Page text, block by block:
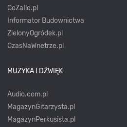
CoZaIle.pl
Informator Budownictwa
ZielonyOgródek.pl
CzasNaWnetrze.pl
MUZYKA I DŹWIĘK
Audio.com.pl
MagazynGitarzysta.pl
MagazynPerkusista.pl